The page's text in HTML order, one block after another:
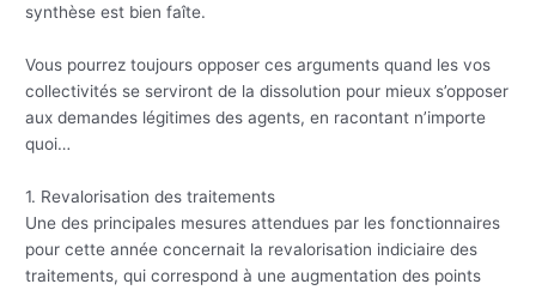
synthèse est bien faîte.
Vous pourrez toujours opposer ces arguments quand les vos
collectivités se serviront de la dissolution pour mieux s’opposer
aux demandes légitimes des agents, en racontant n’importe
quoi…
1. Revalorisation des traitements
Une des principales mesures attendues par les fonctionnaires
pour cette année concernait la revalorisation indiciaire des
traitements, qui correspond à une augmentation des points